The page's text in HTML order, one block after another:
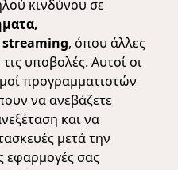
κινδύνου σε
streaming, όπου άλλες
υποβολές. Αυτοί οι
προγραμματιστών
να ανεβάζετε
και να
μετά την
εφαρμογές σας